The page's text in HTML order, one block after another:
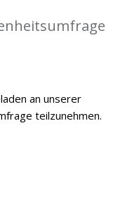
an unserer
teilzunehmen.